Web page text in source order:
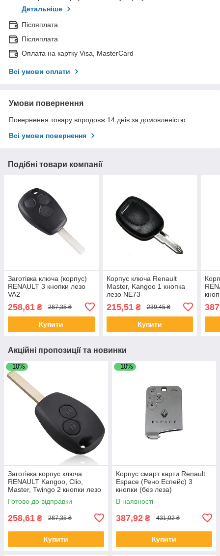
Детальніше
Післяплата
Післяплата
Оплата на картку Visa, MasterCard
Всі умови оплати
Умови повернення
Повернення товару впродовж 14 днів за домовленістю
Всі умови повернення
Подібні товари компанії
Заготівка ключа (корпус)
RENAULT 3 кнопки лезо
VA2
258,61 ₴ 287,35 ₴
Купити
Корпус ключа Renault
Master, Kangoo 1 кнопкa
лезо NE73
215,51₴ 239,45 ₴
Купити
Акційні пропозиції та новинки
–10%
Заготівка корпус ключа
RENAULT Kangoo, Clio,
Master, Twingo 2 кнопки лезо
VA2 / VA6
Готово до відправки
258,61 ₴ 287,35 ₴
Купити
–10%
Корпус смарт карти Renault
Espace (Рено Еспейс) 3
кнопки (без леза)
В наявності
387,92 ₴ 431,02 ₴
Купити